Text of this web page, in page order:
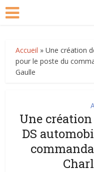
Accueil »Une création
pour le poste du
Gaulle
Une
DS